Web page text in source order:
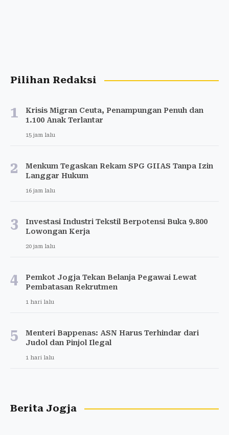
Pilihan Redaksi
1
Krisis Migran Ceuta, Penampungan Penuh dan
1.100 Anak Terlantar
15 jam lalu
2
Menkum Tegaskan Rekam SPG GIIAS Tanpa Izin
Langgar Hukum
16 jam lalu
3
Investasi Industri Tekstil Berpotensi Buka 9.800
Lowongan Kerja
20 jam lalu
4
Pemkot Jogja Tekan Belanja Pegawai Lewat
Pembatasan Rekrutmen
1 hari lalu
5
Menteri Bappenas: ASN Harus Terhindar dari
Judol dan Pinjol Ilegal
1 hari lalu
Berita Jogja